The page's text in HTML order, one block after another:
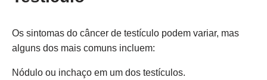
Os sintomas do câncer de testículo podem variar, mas
alguns dos mais comuns incluem:
Nódulo ou inchaço em um dos testículos.